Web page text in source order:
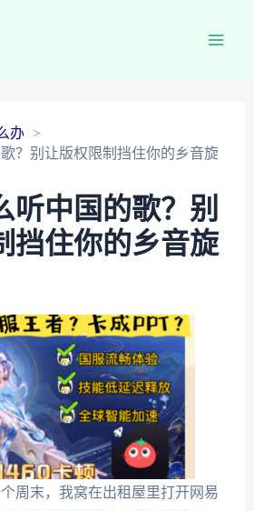
办
？别让版权限制挡住你的乡音旋
听中国的歌？别
挡住你的乡音旋
周末，我窝在出租屋里打开网易